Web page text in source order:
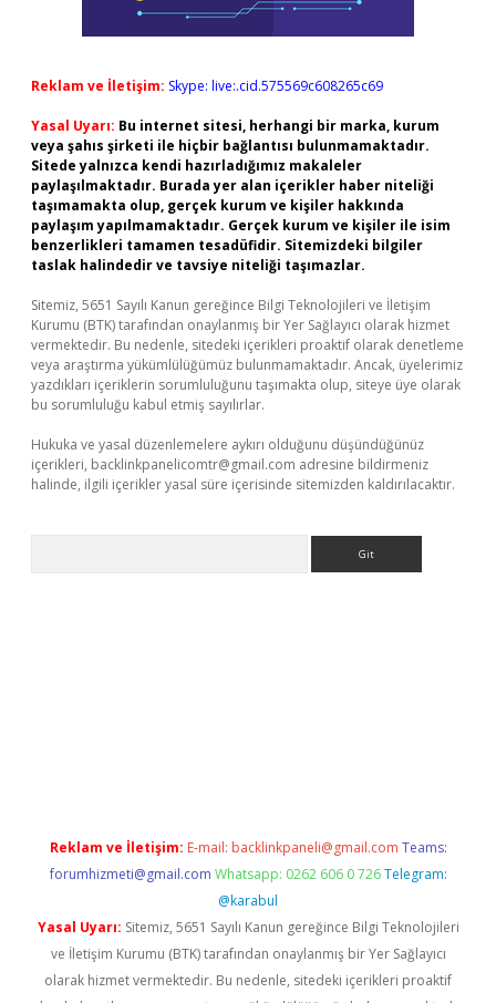
Reklam ve İletişim: Skype: live:.cid.575569c608265c69
Yasal Uyarı: Bu internet sitesi, herhangi bir marka, kurum
veya şahıs şirketi ile hiçbir bağlantısı bulunmamaktadır.
Sitede yalnızca kendi hazırladığımız makaleler
paylaşılmaktadır. Burada yer alan içerikler haber niteliği
taşımamakta olup, gerçek kurum ve kişiler hakkında
paylaşım yapılmamaktadır. Gerçek kurum ve kişiler ile isim
benzerlikleri tamamen tesadüfidir. Sitemizdeki bilgiler
taslak halindedir ve tavsiye niteliği taşımazlar.
Sitemiz, 5651 Sayılı Kanun gereğince Bilgi Teknolojileri ve İletişim
Kurumu (BTK) tarafından onaylanmış bir Yer Sağlayıcı olarak hizmet
vermektedir. Bu nedenle, sitedeki içerikleri proaktif olarak denetleme
veya araştırma yükümlülüğümüz bulunmamaktadır. Ancak, üyelerimiz
yazdıkları içeriklerin sorumluluğunu taşımakta olup, siteye üye olarak
bu sorumluluğu kabul etmiş sayılırlar.
Hukuka ve yasal düzenlemelere aykırı olduğunu düşündüğünüz
içerikleri, backlinkpanelicomtr@gmail.com adresine bildirmeniz
halinde, ilgili içerikler yasal süre içerisinde sitemizden kaldırılacaktır.
Reklam ve İletişim: E-mail: backlinkpaneli@gmail.com Teams:
forumhizmeti@gmail.com Whatsapp: 0262 606 0 726 Telegram:
@karabul
Yasal Uyarı: Sitemiz, 5651 Sayılı Kanun gereğince Bilgi Teknolojileri
ve İletişim Kurumu (BTK) tarafından onaylanmış bir Yer Sağlayıcı
olarak hizmet vermektedir. Bu nedenle, sitedeki içerikleri proaktif